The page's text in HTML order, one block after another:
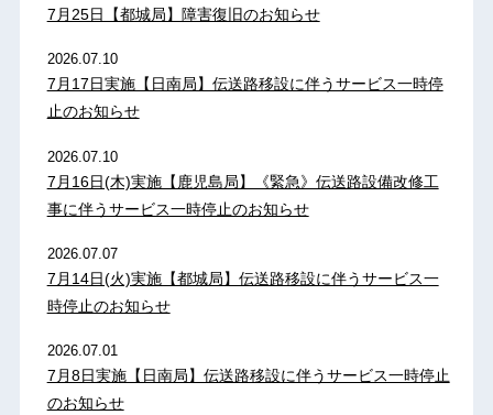
7月25日【都城局】障害復旧のお知らせ
2026.07.10
7月17日実施【日南局】伝送路移設に伴うサービス一時停
止のお知らせ
2026.07.10
7月16日(木)実施【鹿児島局】《緊急》伝送路設備改修工
事に伴うサービス一時停止のお知らせ
2026.07.07
7月14日(火)実施【都城局】伝送路移設に伴うサービス一
時停止のお知らせ
2026.07.01
7月8日実施【日南局】伝送路移設に伴うサービス一時停止
のお知らせ